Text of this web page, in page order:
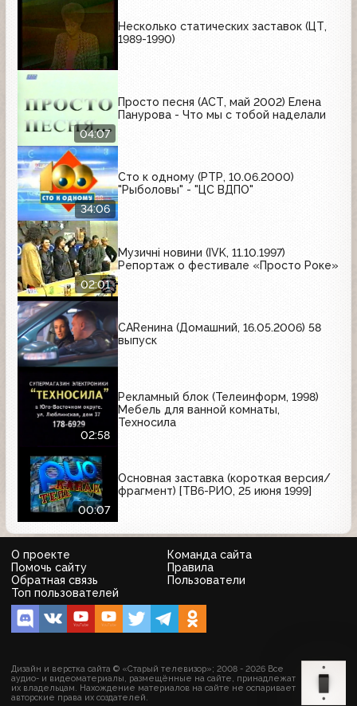
Несколько статических заставок (ЦТ,
1989-1990)
04:07
Просто песня (АСТ, май 2002) Елена
Панурова - Что мы с тобой наделали
34:06
Сто к одному (РТР, 10.06.2000)
"Рыболовы" - "ЦС ВДПО"
02:01
Музичні новини (IVK, 11.10.1997)
Репортаж о фестивале «Просто Роке»
CARенина (Домашний, 16.05.2006) 58
выпуск
02:58
Рекламный блок (Телеинформ, 1998)
Мебель для ванной комнаты,
Техносила
00:07
Основная заставка (короткая версия/
фрагмент) [ТВ6-РИО, 25 июня 1999]
О проекте
Команда сайта
Помочь сайту
Правила
Обратная связь
Пользователи
Топ пользователей
Дизайн и верстка сайта © «Старый телевизор»; 2008 - 2026 Все
аудио- и видеоматериалы, размещённые на сайте, принадлежат
их владельцам. Нахождение материалов на сайте не оспаривает
авторские права их создателей.